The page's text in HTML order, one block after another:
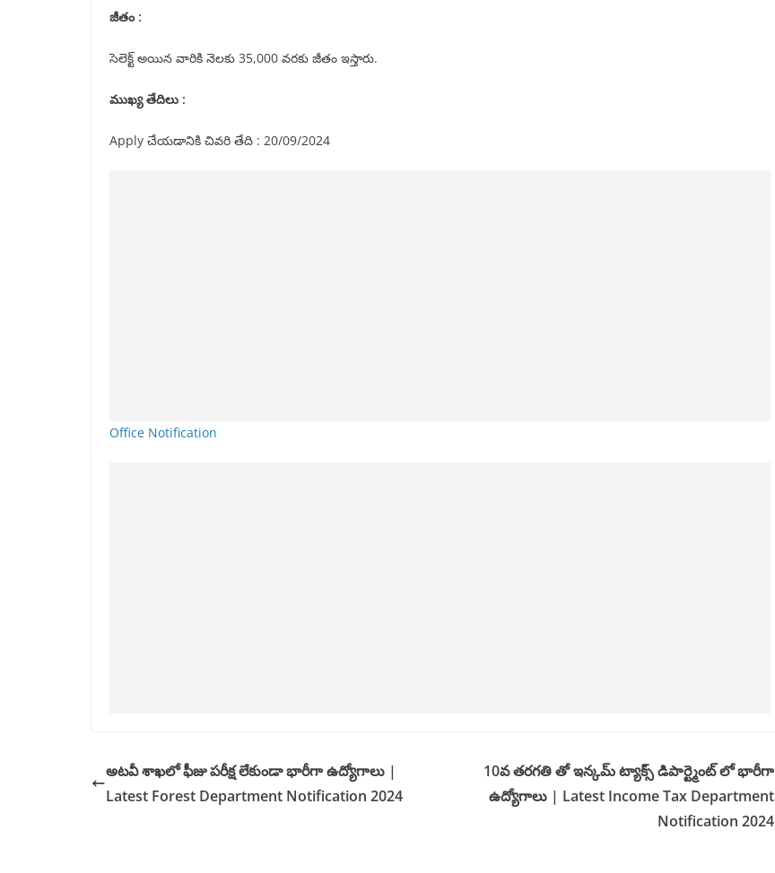
జీతం :
సెలెక్ట్ అయిన వారికి నెలకు 35,000 వరకు జీతం ఇస్తారు.
ముఖ్య తేదిలు :
Apply చేయడానికి చివరి తేది : 20/09/2024
Office Notification
అటవీ శాఖలో ఫీజు పరీక్ష లేకుండా భారీగా ఉద్యోగాలు |
Latest Forest Department Notification 2024
10వ తరగతి తో ఇన్కమ్ ట్యాక్స్ డిపార్ట్మెంట్ లో భారీగా
ఉద్యోగాలు | Latest Income Tax Department
Notification 2024